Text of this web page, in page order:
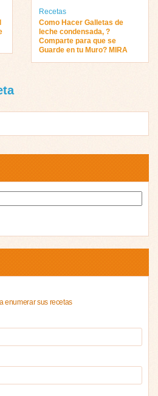
Recetas
Como Hacer Galletas de
leche condensada, ?
Comparte para que se
Guarde en tu Muro? MIRA
enumerar sus recetas